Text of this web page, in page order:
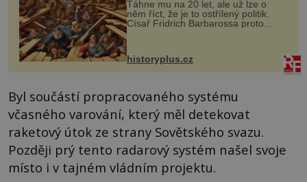
Táhne mu na 20 let, ale už lze o
něm říct, že je to ostřílený politik.
Císař Fridrich Barbarossa proto
posílá svého syna a dědice Jindřicha
VI. do Erfurtu, aby se stal
prostředníkem při řešení sporu m...
historyplus.cz
Byl součástí propracovaného systému
včasného varování, který měl detekovat
raketový útok ze strany Sovětského svazu.
Později prý tento radarový systém našel svoje
místo i v tajném vládním projektu.